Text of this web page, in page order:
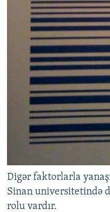
Digər faktorlarla
Sinan universitetində
rolu vardır.